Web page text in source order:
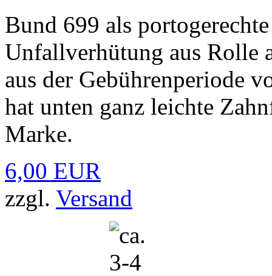
Bund 699 als
Unfallverhütung aus Rolle
aus der Gebührenperiode
hat unten ganz leichte
Marke.
6,00 EUR
zzgl. Versand